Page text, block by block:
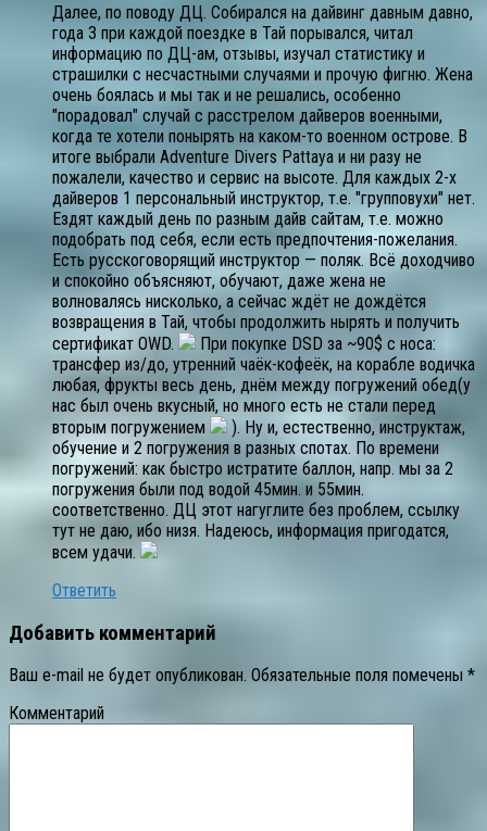
Далее, по поводу ДЦ. Собирался на дайвинг давным давно,
года 3 при каждой поездке в Тай порывался, читал
информацию по ДЦ-ам, отзывы, изучал статистику и
страшилки с несчастными случаями и прочую фигню. Жена
очень боялась и мы так и не решались, особенно
"порадовал" случай с расстрелом дайверов военными,
когда те хотели понырять на каком-то военном острове. В
итоге выбрали Adventure Divers Pattaya и ни разу не
пожалели, качество и сервис на высоте. Для каждых 2-х
дайверов 1 персональный инструктор, т.е. "групповухи" нет.
Ездят каждый день по разным дайв сайтам, т.е. можно
подобрать под себя, если есть предпочтения-пожелания.
Есть русскоговорящий инструктор — поляк. Всё доходчиво
и спокойно объясняют, обучают, даже жена не
волновалясь нисколько, а сейчас ждёт не дождётся
возвращения в Тай, чтобы продолжить нырять и получить
сертификат OWD.
При покупке DSD за ~90$ с носа:
трансфер из/до, утренний чаёк-кофеёк, на корабле водичка
любая, фрукты весь день, днём между погружений обед(у
нас был очень вкусный, но много есть не стали перед
вторым погружением
). Ну и, естественно, инструктаж,
обучение и 2 погружения в разных спотах. По времени
погружений: как быстро истратите баллон, напр. мы за 2
погружения были под водой 45мин. и 55мин.
соответственно. ДЦ этот нагуглите без проблем, ссылку
тут не даю, ибо низя. Надеюсь, информация пригодатся,
всем удачи.
Ответить
Добавить комментарий
Ваш e-mail не будет опубликован. Обязательные поля помечены *
Комментарий